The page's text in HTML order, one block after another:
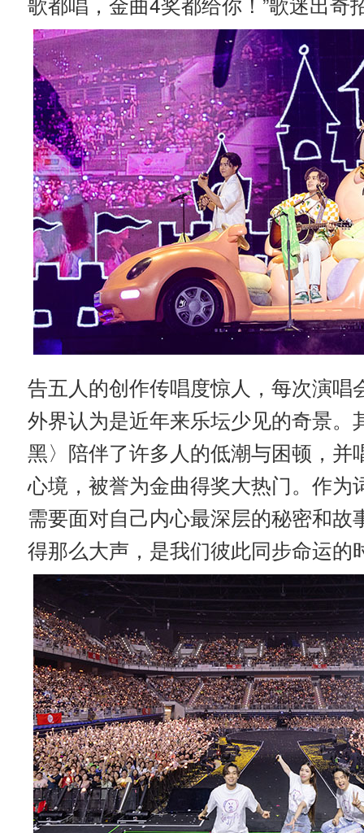
告五人的创作传唱度惊人，每次演
外界认为是近年来乐坛少见的奇景
黑〉陪伴了许多人的低潮与困顿，
心境，被誉为金曲得奖大热门。作为
需要面对自己内心最深层的秘密和
得那么大声，是我们彼此同步命运的